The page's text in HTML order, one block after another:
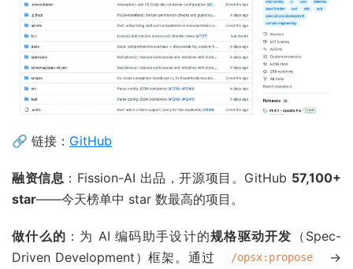
🔗 链接： GitHub
融资信息 ：Fission-AI 出品，开源项目。GitHub 57,100+
star——今天榜单中 star 数最高的项目。
做什么的 ：为 AI 编码助手设计的规格驱动开发 （Spec-
Driven Development）框架。通过
/opsx:propose →